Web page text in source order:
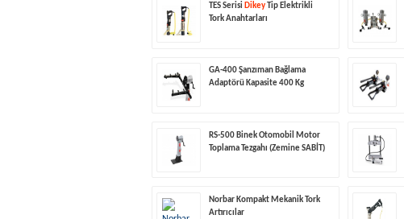
TES Serisi DikeyTip Elektrikli
Tork Anahtarları
GA-400 Şanzıman Bağlama
Adaptörü Kapasite 400 Kg
RS-500 Binek Otomobil Motor
Toplama Tezgahı (Zemine SABİT)
Norbar Kompakt Mekanik Tork
Artırıcılar